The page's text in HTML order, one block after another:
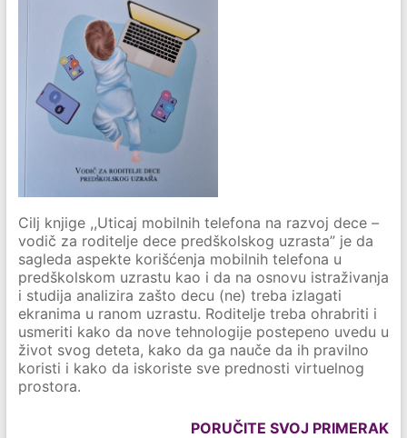
Cilj knjige ,,Uticaj mobilnih telefona na razvoj dece –
vodič za roditelje dece predškolskog uzrasta” je da
sagleda aspekte korišćenja mobilnih telefona u
predškolskom uzrastu kao i da na osnovu istraživanja
i studija analizira zašto decu (ne) treba izlagati
ekranima u ranom uzrastu. Roditelje treba ohrabriti i
usmeriti kako da nove tehnologije postepeno uvedu u
život svog deteta, kako da ga nauče da ih pravilno
koristi i kako da iskoriste sve prednosti virtuelnog
prostora.
PORUČITE SVOJ PRIMERAK